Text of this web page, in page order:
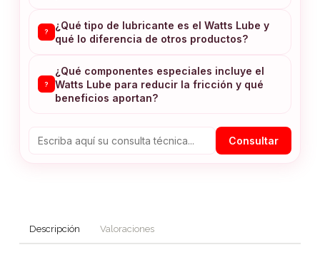
?
¿Qué tipo de lubricante es el Watts Lube y
qué lo diferencia de otros productos?
?
¿Qué componentes especiales incluye el
Watts Lube para reducir la fricción y qué
beneficios aportan?
Consultar
Descripción Valoraciones